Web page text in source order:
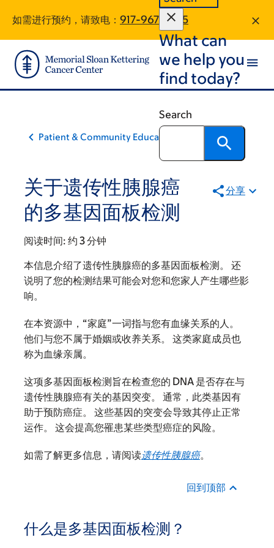
main
content
footer
如需进行预约，请致电： 917-967-8675
What can
we help you
find today?
Search
Patient & Community Education
关于遗传性胰腺癌
的多基因面板检测
分享
阅读时间: 约 3 分钟
本信息介绍了遗传性胰腺癌的多基因面板检测。 还
说明了您的检测结果可能会对您和您家人产生哪些影
响。
在本资源中，“家庭”一词指与您有血缘关系的人。
他们与您不属于婚姻或收养关系。 这类家庭成员也
称为血缘亲属。
这项多基因面板检测旨在检查您的 DNA 是否存在与
遗传性胰腺癌有关的基因突变。 通常，此类基因有
助于预防癌症。 这些基因的突变会导致其停止正常
运作。 这会提高您罹患某些类型癌症的风险。
如需了解更多信息，请阅读遗传性胰腺癌。
回到顶部
什么是多基因面板检测？